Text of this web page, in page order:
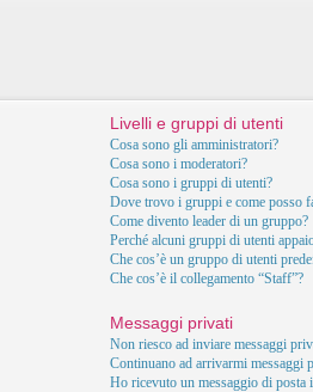
Livelli e gruppi di utenti
Cosa sono gli amministratori?
Cosa sono i moderatori?
Cosa sono i gruppi di utenti?
Dove trovo i gruppi e come posso
Come divento leader di un gruppo?
Perché alcuni gruppi di utenti
Che cos’è un gruppo di utenti
Che cos’è il collegamento “Staff”?
Messaggi privati
Non riesco ad inviare messaggi
Continuano ad arrivarmi messaggi
Ho ricevuto un messaggio di posta